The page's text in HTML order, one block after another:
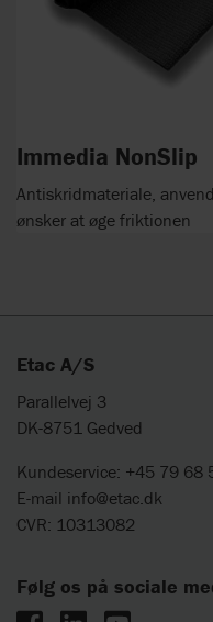
Immedia NonSlip
Antiskridmateriale,
ønsker at øge friktionen
Etac A/S
Parallelvej 3
DK-8751 Gedved
Kundeservice: +45 79 68
E-mail info@etac.dk
CVR: 10313082
Følg os på sociale